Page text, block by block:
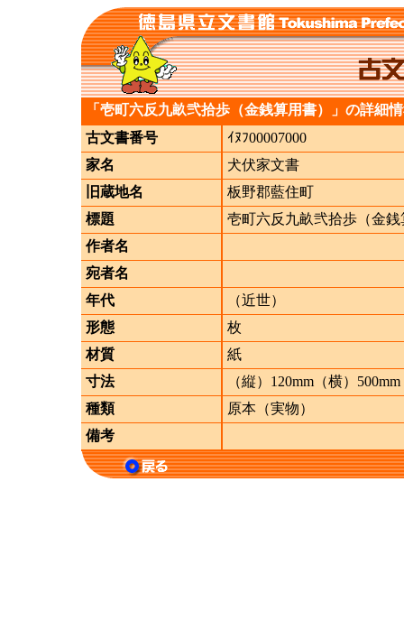
「壱町六反九畝弐拾歩（金銭算用書）」の詳細
古文書番号
ｲﾇﾌ00007000
家名
犬伏家文書
旧蔵地名
板野郡藍住町
標題
壱町六反九畝弐拾歩（金銭
作者名
宛者名
年代
（近世）
形態
枚
材質
紙
寸法
（縦）120mm（横）500mm
種類
原本（実物）
備考